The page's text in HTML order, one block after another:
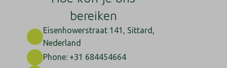
bereiken
Eisenhowerstraat 141, Sittard,
Nederland
Phone: +31 684454664